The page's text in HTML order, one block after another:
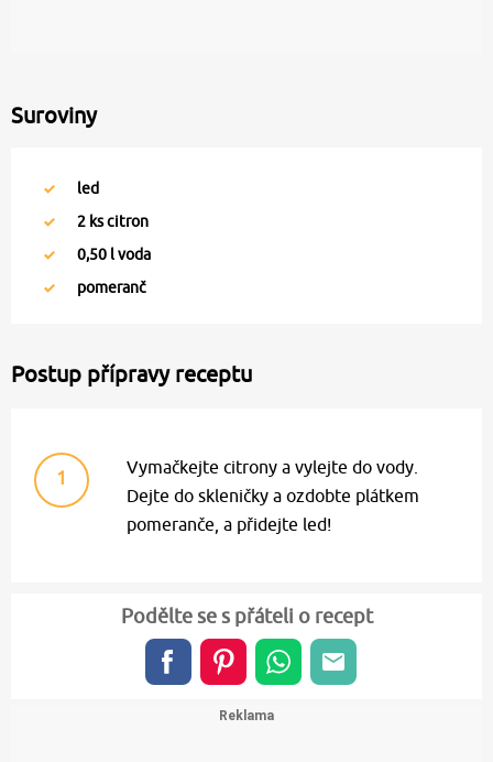
Suroviny
led
2 ks citron
0,50 l voda
pomeranč
Postup přípravy receptu
1
Vymačkejte citrony a vylejte do vody.
Dejte do skleničky a ozdobte plátkem
pomeranče, a přidejte led!
Podělte se s přáteli o recept